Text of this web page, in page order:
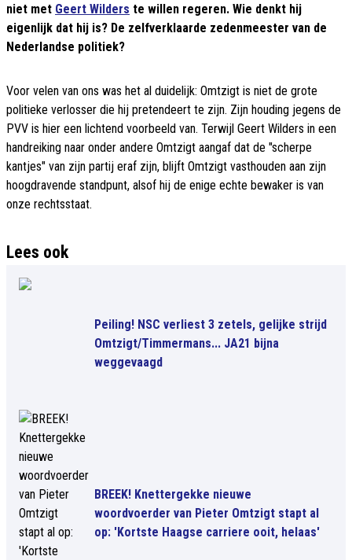
niet met Geert Wilders te willen regeren. Wie denkt hij
eigenlijk dat hij is? De zelfverklaarde zedenmeester van de
Nederlandse politiek?
Voor velen van ons was het al duidelijk: Omtzigt is niet de grote
politieke verlosser die hij pretendeert te zijn. Zijn houding jegens de
PVV is hier een lichtend voorbeeld van. Terwijl Geert Wilders in een
handreiking naar onder andere Omtzigt aangaf dat de "scherpe
kantjes" van zijn partij eraf zijn, blijft Omtzigt vasthouden aan zijn
hoogdravende standpunt, alsof hij de enige echte bewaker is van
onze rechtsstaat.
Lees ook
Peiling! NSC verliest 3 zetels, gelijke strijd
Omtzigt/Timmermans... JA21 bijna
weggevaagd
BREEK! Knettergekke nieuwe
woordvoerder van Pieter Omtzigt stapt al
op: 'Kortste Haagse carriere ooit, helaas'